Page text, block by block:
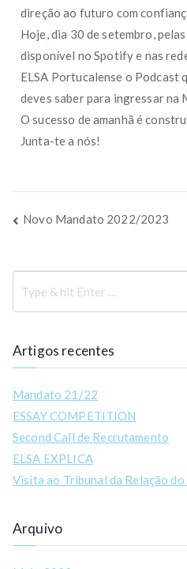
direção ao futuro com
Hoje, dia 30 de setembro,
disponível no Spotify e nas
ELSA Portucalense o Podcast
deves saber para ingressar
O sucesso de amanhã é
Junta-te a nós!
Novo Mandato 2022/2023
Artigos recentes
Mandato 21/22
ESSAY COMPETITION
Second Call de Recrutamento
ELSA EXPLICA
Visita ao Tribunal da Relação
Arquivo